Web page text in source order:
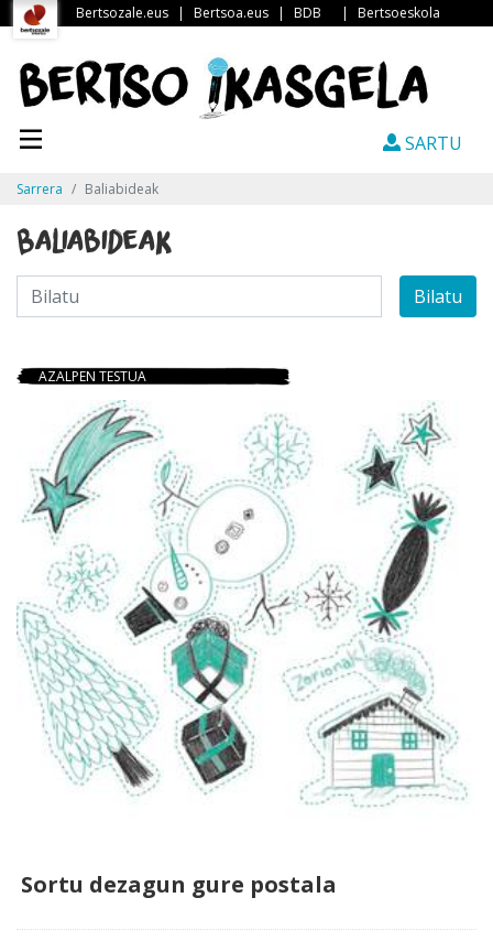
Bertsozale.eus | Bertsoa.eus | BDB | Bertsoeskola
SARTU
Sarrera Baliabideak
Baliabideak
Bilatu
AZALPEN TESTUA
Sortu dezagun gure postala